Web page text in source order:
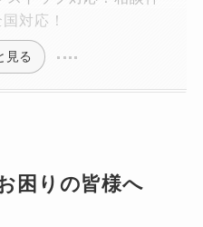
対応！
見る
困りの皆様へ